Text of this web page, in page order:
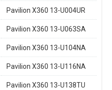
Pavilion X360 13-U004UR
Pavilion X360 13-U063SA
Pavilion X360 13-U104NA
Pavilion X360 13-U116NA
Pavilion X360 13-U138TU